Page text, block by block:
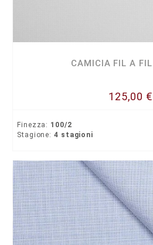
CAMICIA FIL A
125,00 €
Finezza: 100/2
Stagione: 4 stagioni